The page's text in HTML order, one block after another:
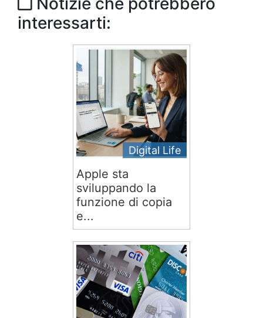
interessarti:
Digital Life
Apple sta
sviluppando la
funzione di copia
e...